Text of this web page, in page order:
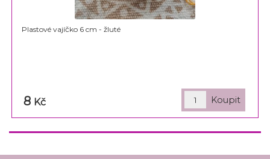
Plastové vajíčko 6 cm - žluté
8 Kč